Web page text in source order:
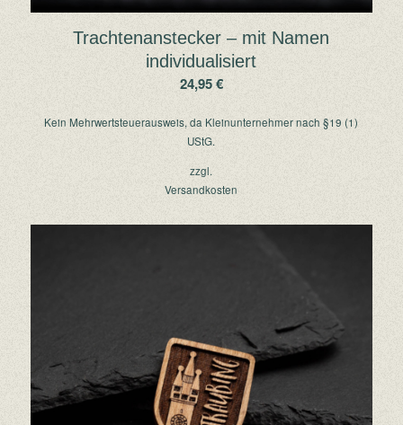
Trachtenanstecker – mit Namen
individualisiert
24,95€
Kein Mehrwertsteuerausweis, da Kleinunternehmer nach §19 (1)
UStG.
zzgl.
Versandkosten